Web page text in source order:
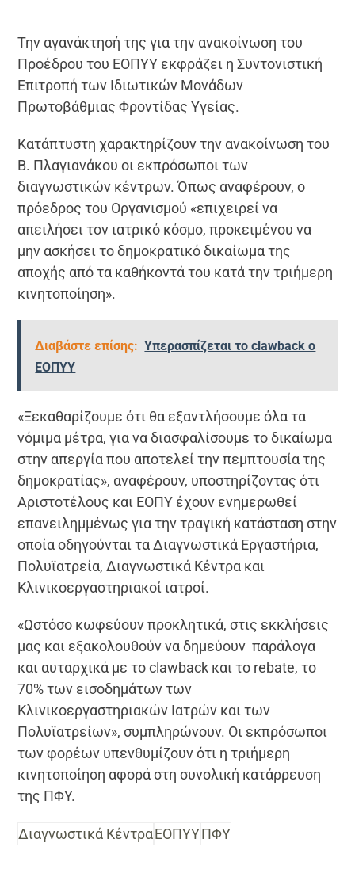
Την αγανάκτησή της για την ανακοίνωση του
Προέδρου του ΕΟΠΥΥ εκφράζει η Συντονιστική
Επιτροπή των Ιδιωτικών Μονάδων
Πρωτοβάθμιας Φροντίδας Υγείας.
Κατάπτυστη χαρακτηρίζουν την ανακοίνωση του
Β. Πλαγιανάκου οι εκπρόσωποι των
διαγνωστικών κέντρων. Όπως αναφέρουν, ο
πρόεδρος του Οργανισμού «επιχειρεί να
απειλήσει τον ιατρικό κόσμο, προκειμένου να
μην ασκήσει το δημοκρατικό δικαίωμα της
αποχής από τα καθήκοντά του κατά την τριήμερη
κινητοποίηση».
Διαβάστε επίσης: Υπερασπίζεται το clawback ο
ΕΟΠΥΥ
«Ξεκαθαρίζουμε ότι θα εξαντλήσουμε όλα τα
νόμιμα μέτρα, για να διασφαλίσουμε το δικαίωμα
στην απεργία που αποτελεί την πεμπτουσία της
δημοκρατίας», αναφέρουν, υποστηρίζοντας ότι
Αριστοτέλους και ΕΟΠΥ έχουν ενημερωθεί
επανειλημμένως για την τραγική κατάσταση στην
οποία οδηγούνται τα Διαγνωστικά Εργαστήρια,
Πολυϊατρεία, Διαγνωστικά Κέντρα και
Κλινικοεργαστηριακοί ιατροί.
«Ωστόσο κωφεύουν προκλητικά, στις εκκλήσεις
μας και εξακολουθούν να δημεύουν παράλογα
και αυταρχικά με το clawback και το rebate, το
70% των εισοδημάτων των
Κλινικοεργαστηριακών Ιατρών και των
Πολυϊατρείων», συμπληρώνουν. Οι εκπρόσωποι
των φορέων υπενθυμίζουν ότι η τριήμερη
κινητοποίηση αφορά στη συνολική κατάρρευση
της ΠΦΥ.
Διαγνωστικά ΚέντραΕΟΠΥΥΠΦΥ